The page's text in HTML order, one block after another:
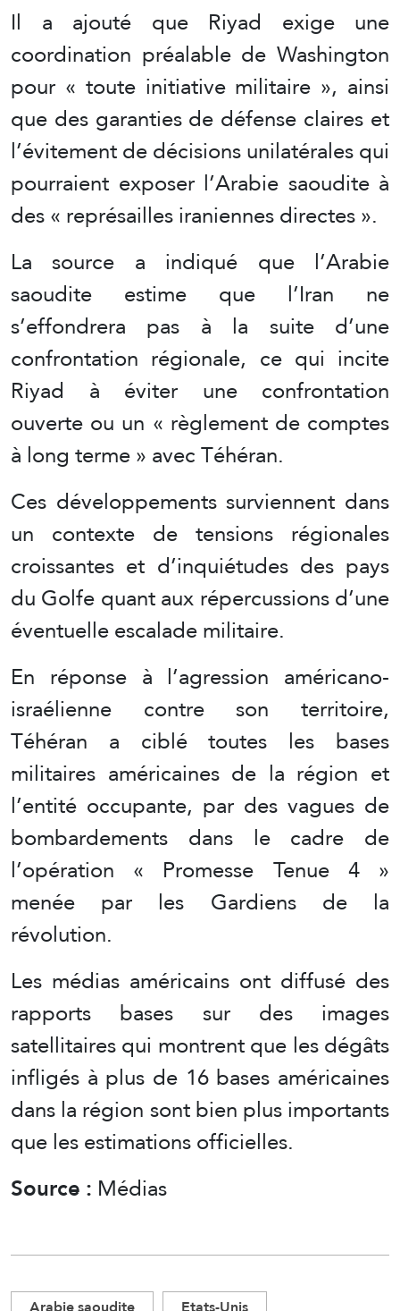
Il a ajouté que Riyad exige une
coordination préalable de Washington
pour « toute initiative militaire », ainsi
que des garanties de défense claires et
l’évitement de décisions unilatérales qui
pourraient exposer l’Arabie saoudite à
des « représailles iraniennes directes ».
La source a indiqué que l’Arabie
saoudite estime que l’Iran ne
s’effondrera pas à la suite d’une
confrontation régionale, ce qui incite
Riyad à éviter une confrontation
ouverte ou un « règlement de comptes
à long terme » avec Téhéran.
Ces développements surviennent dans
un contexte de tensions régionales
croissantes et d’inquiétudes des pays
du Golfe quant aux répercussions d’une
éventuelle escalade militaire.
En réponse à l’agression américano-
israélienne contre son territoire,
Téhéran a ciblé toutes les bases
militaires américaines de la région et
l’entité occupante, par des vagues de
bombardements dans le cadre de
l’opération « Promesse Tenue 4 »
menée par les Gardiens de la
révolution.
Les médias américains ont diffusé des
rapports bases sur des images
satellitaires qui montrent que les dégâts
infligés à plus de 16 bases américaines
dans la région sont bien plus importants
que les estimations officielles.
Source : Médias